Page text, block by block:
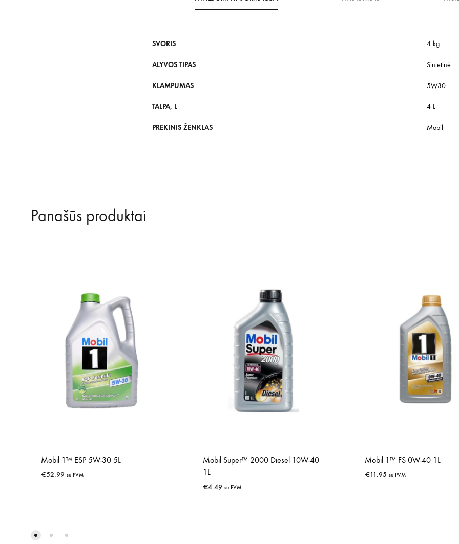
SVORIS 4 kg
ALYVOS TIPAS Sintetinė
KLAMPUMAS 5W30
TALPA, L 4 L
PREKINIS ŽENKLAS Mobil
Panašūs produktai
Mobil 1™ ESP 5W-30 5L
€52.99 su PVM
Mobil Super™ 2000 Diesel 10W-40
1L
€4.49 su PVM
Mobil 1™ FS 0W-40 1L
€11.95 su PVM